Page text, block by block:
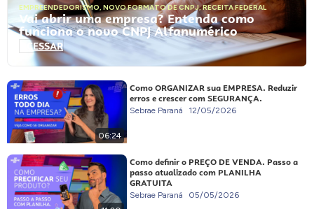
EMPREENDEDORISMO, NOVO FORMATO DE CNPJ,RECEITA FEDERAL
Vai abrir uma empresa? Entenda como
funciona o novo CNPJ Alfanumérico
ACESSAR
06:24
Como ORGANIZAR sua EMPRESA. Reduzir
erros e crescer com SEGURANÇA.
Sebrae Paraná 12/05/2026
Como definir o PREÇO DE VENDA. Passo a
passo atualizado com PLANILHA
GRATUITA
Sebrae Paraná 05/05/2026